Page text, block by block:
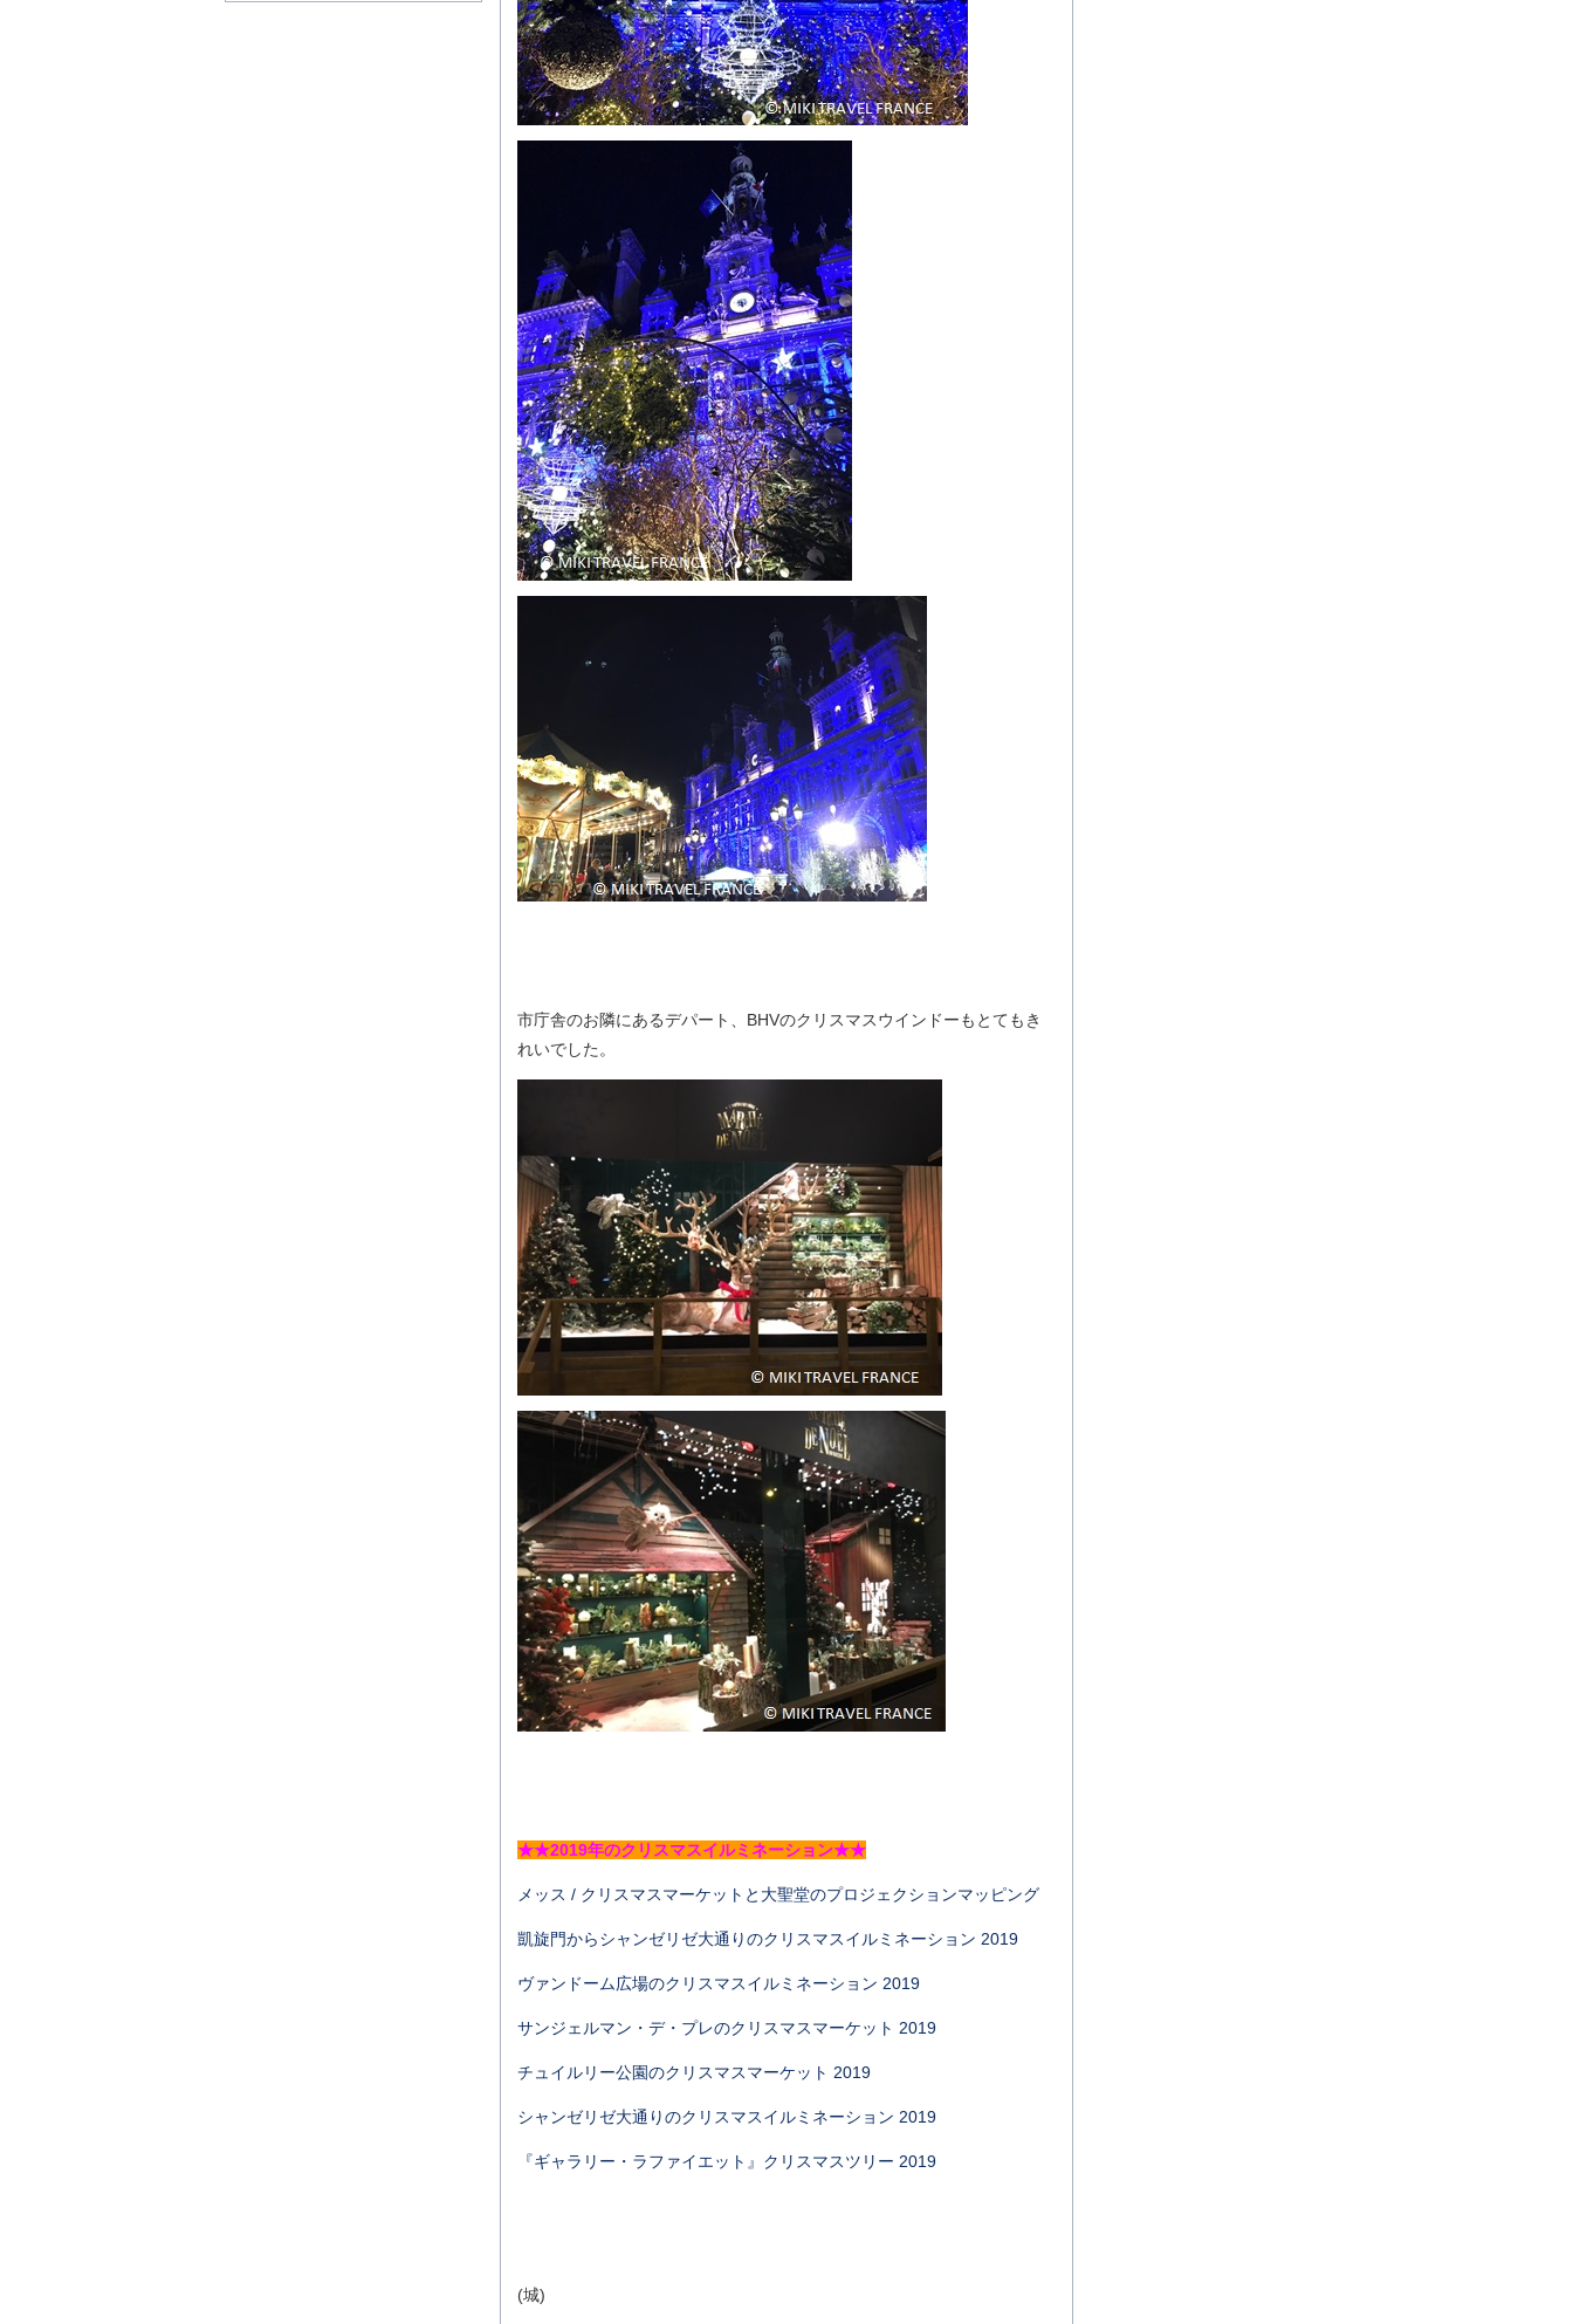
市庁舎のお隣にあるデパート、BHVのクリスマスウインドーもとてもき
れいでした。
★★2019年のクリスマスイルミネーション★★
メッス / クリスマスマーケットと大聖堂のプロジェクションマッピング
凱旋門からシャンゼリゼ大通りのクリスマスイルミネーション 2019
ヴァンドーム広場のクリスマスイルミネーション 2019
サンジェルマン・デ・プレのクリスマスマーケット 2019
チュイルリー公園のクリスマスマーケット 2019
シャンゼリゼ大通りのクリスマスイルミネーション 2019
『ギャラリー・ラファイエット』クリスマスツリー 2019
(城)